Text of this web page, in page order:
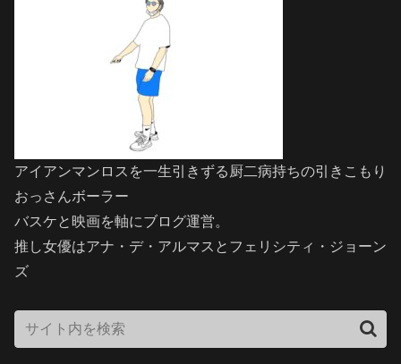
アイアンマンロスを一生引きずる厨二病持ちの引きこもり
おっさんボーラー
バスケと映画を軸にブログ運営。
推し女優はアナ・デ・アルマスとフェリシティ・ジョーン
ズ